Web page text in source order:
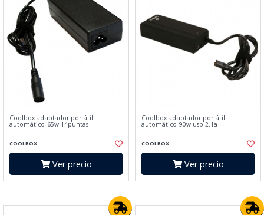
Coolbox adaptador portátil
automático 65w 14puntas
COOLBOX
Ver precio
Coolbox adaptador portátil
automático 90w usb 2.1a
COOLBOX
Ver precio